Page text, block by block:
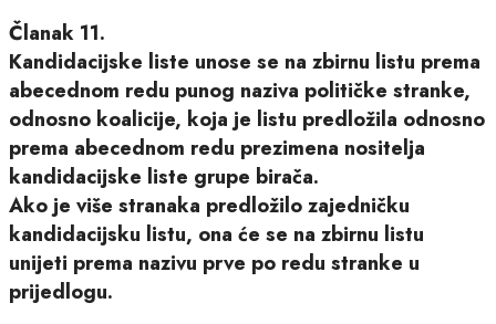
Članak 11.
Kandidacijske liste unose se na zbirnu listu prema
abecednom redu punog naziva političke stranke,
odnosno koalicije, koja je listu predložila odnosno
prema abecednom redu prezimena nositelja
kandidacijske liste grupe birača.
Ako je više stranaka predložilo zajedničku
kandidacijsku listu, ona će se na zbirnu listu
unijeti prema nazivu prve po redu stranke u
prijedlogu.